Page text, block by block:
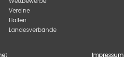
Vereine
Hallen
Landesverbände
Impressum